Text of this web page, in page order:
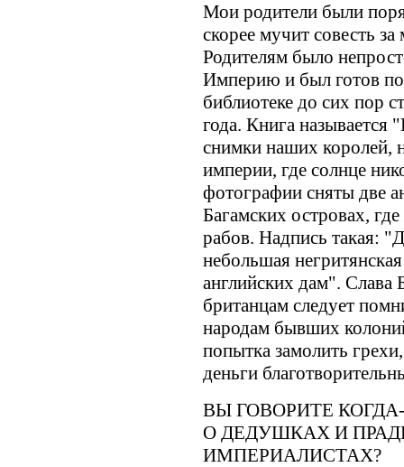
Мои родители были
скорее мучит совесть
Родителям было
Империю и был готов
библиотеке до сих пор
года. Книга называется
снимки наших королей,
империи, где солнце
фотографии сняты две
Багамских островах,
рабов. Надпись такая:
небольшая
английских дам". Слава
британцам следует
народам бывших
попытка замолить
деньги
ВЫ ГОВОРИТЕ
О ДЕДУШКАХ И
ИМПЕРИАЛИСТАХ?